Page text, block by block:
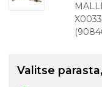
a
kpl
(
Valitse